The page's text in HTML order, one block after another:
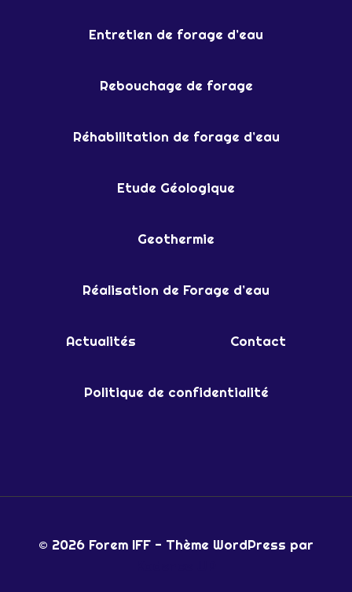
Entretien de forage d’eau
Rebouchage de forage
Réhabilitation de forage d’eau
Etude Géologique
Geothermie
Réalisation de Forage d’eau
Actualités Contact
Politique de confidentialité
© 2026 Forem IFF - Thème WordPress par